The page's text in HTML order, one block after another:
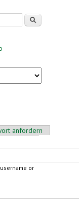
anfordern
or